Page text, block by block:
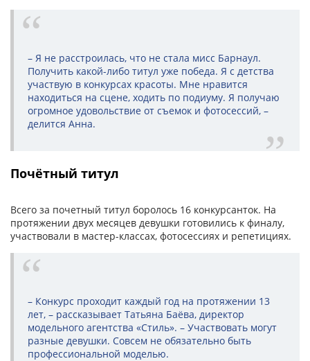
– Я не расстроилась, что не стала мисс Барнаул.
Получить какой-либо титул уже победа. Я с детства
участвую в конкурсах красоты. Мне нравится
находиться на сцене, ходить по подиуму. Я получаю
огромное удовольствие от съемок и фотосессий, –
делится Анна.
Почётный титул
Всего за почетный титул боролось 16 конкурсанток. На
протяжении двух месяцев девушки готовились к финалу,
участвовали в мастер-классах, фотосессиях и репетициях.
– Конкурс проходит каждый год на протяжении 13
лет, – рассказывает Татьяна Баёва, директор
модельного агентства «Стиль». – Участвовать могут
разные девушки. Совсем не обязательно быть
профессиональной моделью.